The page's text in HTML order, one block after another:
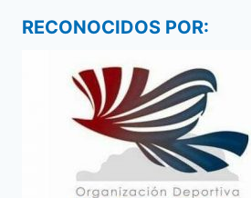
RECONOCIDOS POR: